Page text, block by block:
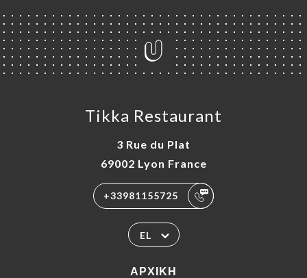
Tikka Restaurant
3 Rue du Plat
69002 Lyon France
+33981155725
EL
ΑΡΧΙΚΉ